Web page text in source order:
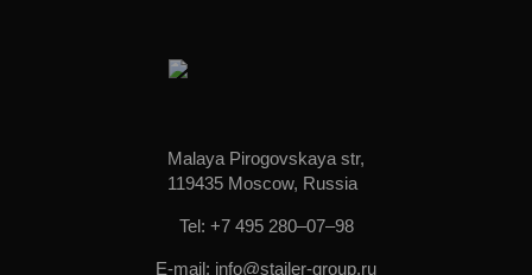
Malaya Pirogovskaya str,
119435 Moscow, Russia
Tel: +7 495 280–07–98
E-mail: info@stailer-group.ru